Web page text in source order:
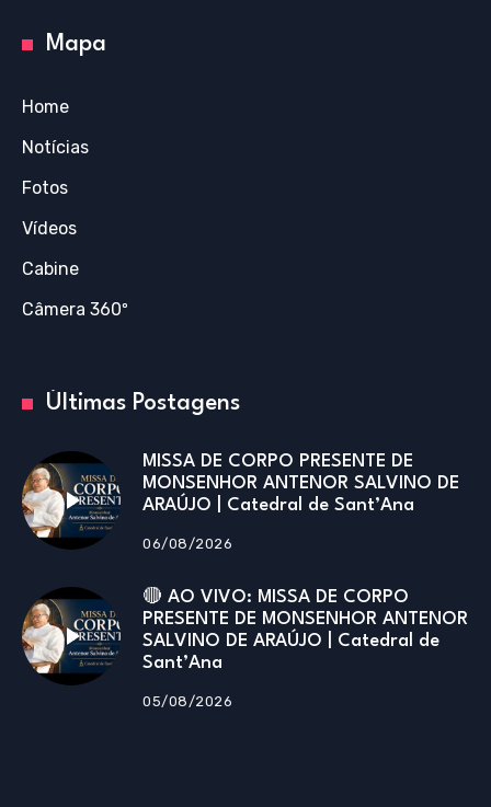
Mapa
Home
Notícias
Fotos
Vídeos
Cabine
Câmera 360º
Últimas Postagens
MISSA DE CORPO PRESENTE DE
MONSENHOR ANTENOR SALVINO DE
ARAÚJO | Catedral de Sant’Ana
06/08/2026
🔴 AO VIVO: MISSA DE CORPO
PRESENTE DE MONSENHOR ANTENOR
SALVINO DE ARAÚJO | Catedral de
Sant’Ana
05/08/2026